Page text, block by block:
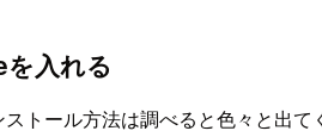
入れる
トール方法は調べると色々と出て